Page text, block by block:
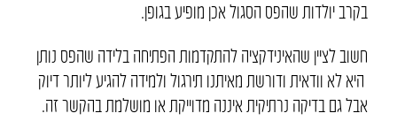
בקרב יולדות שהפס הסגול אכן מופיע בגופן.
חשוב לציין שהאינידקציה להתקדמות הפתיחה בלידה שהפס נותן
היא לא וודאית ודורשת מאיתנו תירגול ולמידה להגיע ליותר דיוק
אבל גם בדיקה נרתיקית איננה מדוייקת או מושלמת בהקשר זה.